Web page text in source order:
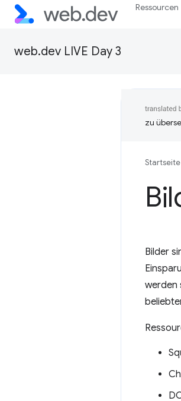
Ressourcen
web.dev LIVE Day 3
zu
Startseite
Bilder
werden